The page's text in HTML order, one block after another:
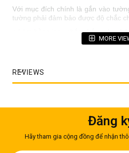
Với mục đích chính là gắn vào
tường phải đảm bảo được độ chắc
+ Làm bằng inox chắc chắn, sáng
+ Lớp inox dày, độ bền cao chứ
+ Bắt vít vào tường chắc chắn, các
sức nặng
+ Kệ phẳng đựng được đồ có kích
Kệ inox treo tường nhà bếp có
Có hai dòng kệ inox nhà bếp chính:
gắn trực tiếp vào tường, có thể
MORE
REVIEWS
Đăng
Hãy tham gia cộng đồng để nhận